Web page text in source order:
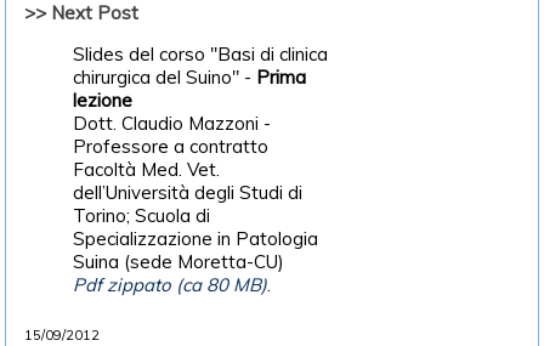
>> Next Post
Slides del corso "Basi di clinica
chirurgica del Suino" - Prima
lezione
Dott. Claudio Mazzoni -
Professore a contratto
Facoltà Med. Vet.
dell’Università degli Studi di
Torino; Scuola di
Specializzazione in Patologia
Suina (sede Moretta-CU)
Pdf zippato (ca 80 MB).
15/09/2012